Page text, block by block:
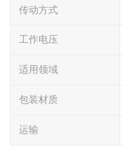
传动方式
工作电压
适用领域
包装材质
运输